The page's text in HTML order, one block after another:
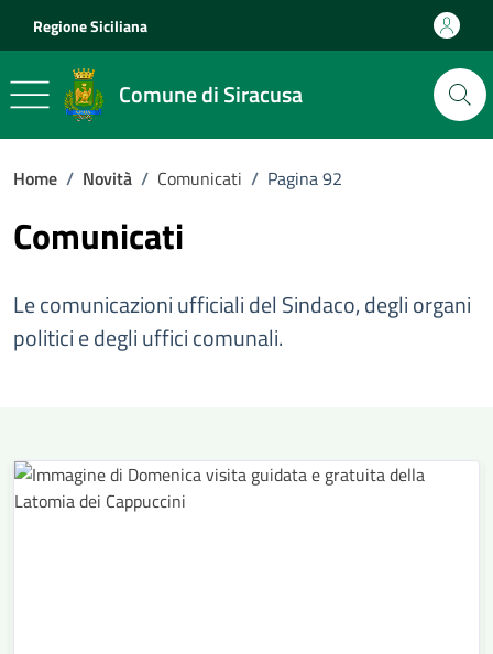
Regione Siciliana
Comune di Siracusa
Home / Novità / Comunicati / Pagina 92
Comunicati
Le comunicazioni ufficiali del Sindaco, degli organi
politici e degli uffici comunali.